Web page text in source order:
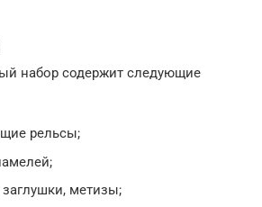
набор содержит следующие
рельсы;
метизы;